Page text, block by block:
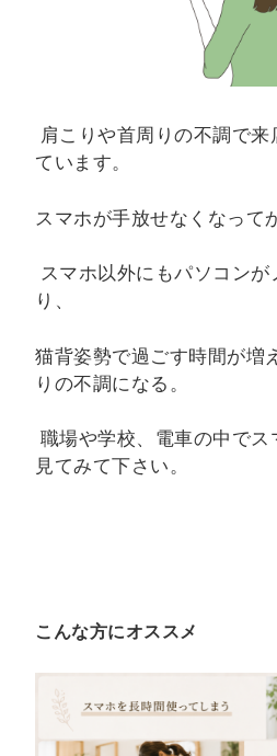
肩こりや首周りの不調で
ています。
スマホが手放せなくなって
スマホ以外にもパソコン
り、
猫背姿勢で過ごす時間が増
りの不調になる。
職場や学校、電車の中で
見てみて下さい。
こんな方にオススメ